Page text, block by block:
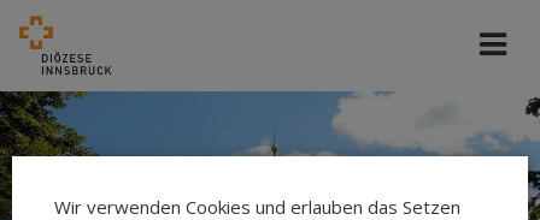
Wir verwenden Cookies und erlauben das Setzen